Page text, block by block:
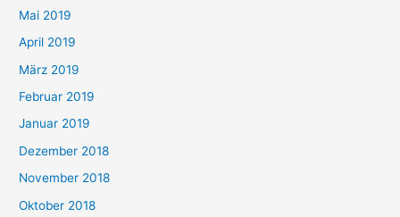
Mai 2019
April 2019
März 2019
Februar 2019
Januar 2019
Dezember 2018
November 2018
Oktober 2018